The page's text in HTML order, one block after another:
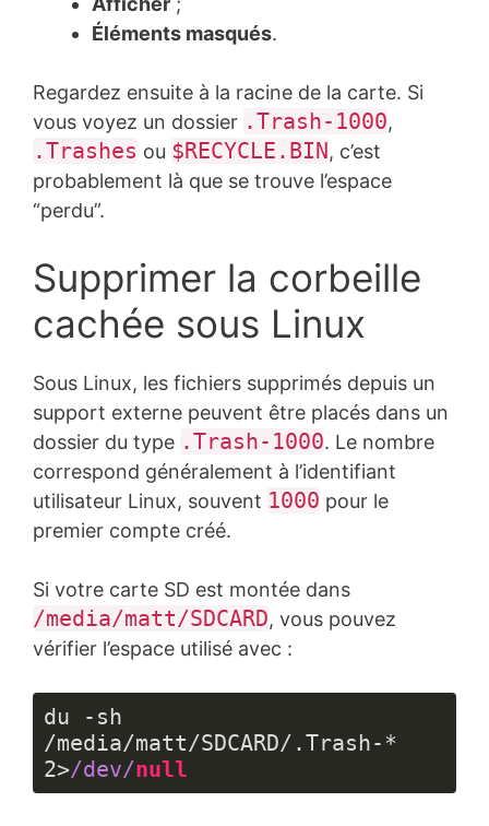
Éléments masqués.
Regardez ensuite à la racine de la carte. Si
vous voyez un dossier .Trash-1000,
.Trashes ou $RECYCLE.BIN, c’est
probablement là que se trouve l’espace
“perdu”.
Supprimer la corbeille
cachée sous Linux
Sous Linux, les fichiers supprimés depuis un
support externe peuvent être placés dans un
dossier du type .Trash-1000. Le nombre
correspond généralement à l’identifiant
utilisateur Linux, souvent 1000 pour le
premier compte créé.
Si votre carte SD est montée dans
/media/matt/SDCARD, vous pouvez
vérifier l’espace utilisé avec :
du -sh
2>/dev/null